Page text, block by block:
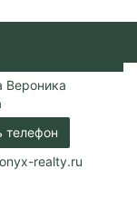
Вероника
телефон
realty.ru